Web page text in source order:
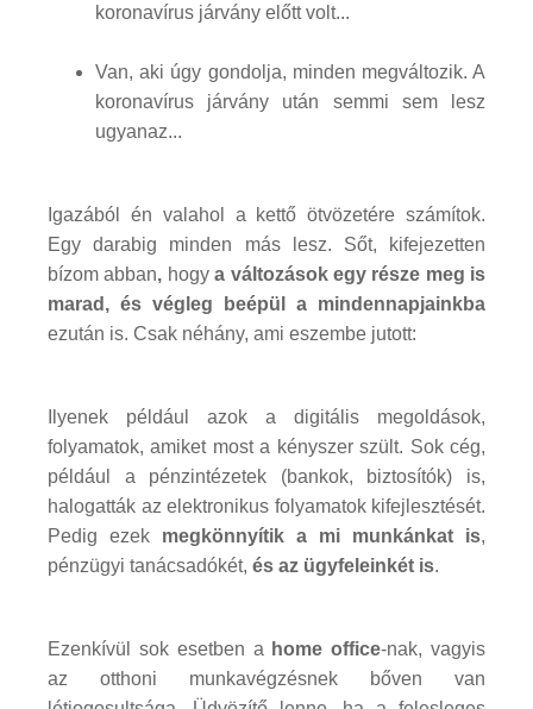
koronavírus járvány előtt volt...
Van, aki úgy gondolja, minden megváltozik. A
koronavírus járvány után semmi sem lesz
ugyanaz...
Igazából én valahol a kettő ötvözetére számítok.
Egy darabig minden más lesz. Sőt, kifejezetten
bízom abban, hogya változások egy része meg is
marad, és végleg beépül a mindennapjainkba
ezután is. Csak néhány, ami eszembe jutott:
Ilyenek például azok a digitális megoldások,
folyamatok, amiket most a kényszer szült. Sok cég,
például a pénzintézetek (bankok, biztosítók) is,
halogatták az elektronikus folyamatok kifejlesztését.
Pedig ezek megkönnyítik a mi munkánkat is,
pénzügyi tanácsadókét, és az ügyfeleinkét is.
Ezenkívül sok esetben a home office-nak, vagyis
az otthoni munkavégzésnek bőven van